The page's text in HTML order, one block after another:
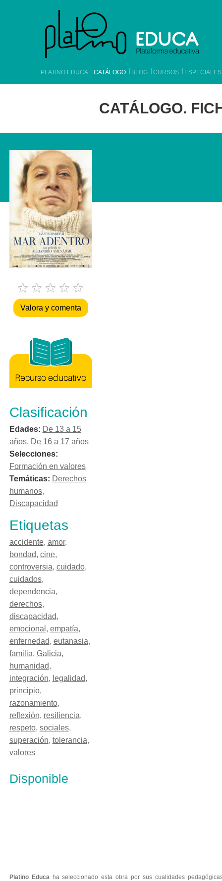
PLATINO EDUCA CATÁLOGO BLOG CURSOS ESPECIALES
CATÁLOGO.
Valora y comenta
Clasificación
Edades: De 13 a 15
años, De 16 a 17 años
Selecciones:
Formación en valores
Temáticas: Derechos
humanos,
Discapacidad
Etiquetas
accidente, amor,
bondad, cine,
controversia, cuidado,
cuidados,
dependencia,
derechos,
discapacidad,
emocional , empatía,
enfernedad, eutanasia,
familia, Galicia,
humanidad,
integración, legalidad,
principio,
razonamiento,
reflexión, resiliencia,
respeto, sociales,
superación, tolerancia,
valores
Disponible
Platino Educaha seleccionado esta obra por sus cualidades